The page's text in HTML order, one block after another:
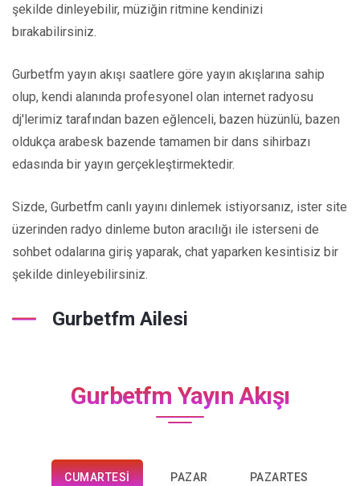
şekilde dinleyebilir, müziğin ritmine kendinizi
bırakabilirsiniz.
Gurbetfm yayın akışı saatlere göre yayın akışlarına sahip
olup, kendi alanında profesyonel olan internet radyosu
dj'lerimiz tarafından bazen eğlenceli, bazen hüzünlü, bazen
oldukça arabesk bazende tamamen bir dans sihirbazı
edasında bir yayın gerçekleştirmektedir.
Sizde, Gurbetfm canlı yayını dinlemek istiyorsanız, ister site
üzerinden radyo dinleme buton aracılığı ile isterseni de
sohbet odalarına giriş yaparak, chat yaparken kesintisiz bir
şekilde dinleyebilirsiniz.
Gurbetfm Ailesi
Gurbetfm Yayın Akışı
CUMARTESI PAZAR PAZARTESI